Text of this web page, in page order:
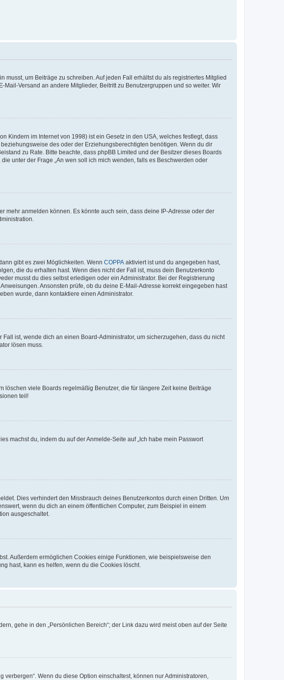
um Beiträge zu schreiben. Auf jeden Fall erhältst du als registriertes Mitglied
Versand an andere Mitglieder, Beitritt zu Benutzergruppen und so weiter. Wir
Kindern im Internet von 1998) ist ein Gesetz in den USA, welches festlegt, dass
des oder der Erziehungsberechtigten benötigen. Wenn du dir
zu Rate. Bitte beachte, dass phpBB Limited und der Besitzer dieses Boards
unter der Frage „An wen soll ich mich wenden, falls es Beschwerden oder
mehr anmelden können. Es könnte auch sein, dass deine IP-Adresse oder der
gibt es zwei Möglichkeiten. Wenn COPPA aktiviert ist und du angegeben hast,
die du erhalten hast. Wenn dies nicht der Fall ist, muss dein Benutzerkonto
musst du dies selbst erledigen oder ein Administrator. Bei der Registrierung
Ansonsten prüfe, ob du deine E-Mail-Adresse korrekt eingegeben hast
wurde, dann kontaktiere einen Administrator.
ist, wende dich an einen Board-Administrator, um sicherzugehen, dass du nicht
lösen muss.
löschen viele Boards regelmäßig Benutzer, die für längere Zeit keine Beiträge
teil!
machst du, indem du auf der Anmelde-Seite auf „Ich habe mein Passwort
Dies verhindert den Missbrauch deines Benutzerkontos durch einen Dritten. Um
wenn du dich an einem öffentlichen Computer, zum Beispiel in einem
ausgeschaltet.
Außerdem ermöglichen Cookies einige Funktionen, wie beispielsweise den
hast, kann es helfen, wenn du die Cookies löscht.
gehe in den „Persönlichen Bereich“; der Link dazu wird meist oben auf der Seite
Wenn du diese Option einschaltest, können nur Administratoren,